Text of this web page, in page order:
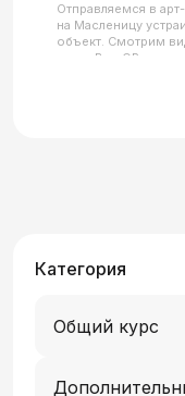
Отправляемся в
на Масленицу
объект. Смотрим
парка.Все QR-коды
Категория
Общий курс